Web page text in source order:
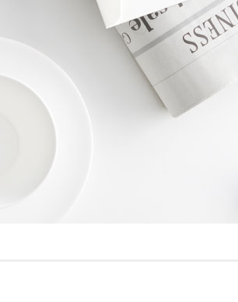
政策信息
活动公告
数据统计分析